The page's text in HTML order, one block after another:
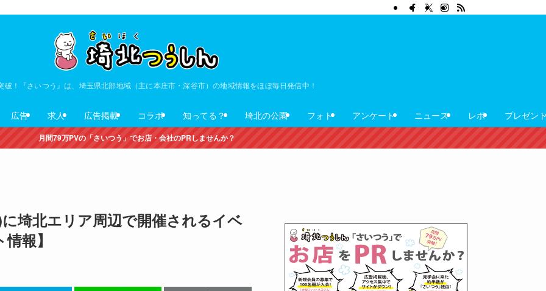
破！『さいつう』は、埼玉県北部地域（主に本庄市・深谷市）の地域情報をほぼ毎日発信中！
広告 求人 広告掲載 コラボ 知ってる？ 埼北の公園 フォト アンケート ニュース レポ プレゼン
月間79万PVの「さいつう」でお店・会社のPRしませんか？
埼北エリア周辺で開催されるイベ
報】